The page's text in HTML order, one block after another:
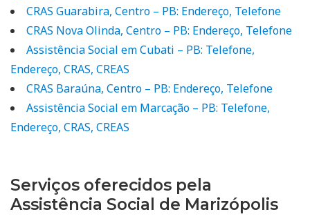
CRAS Guarabira, Centro – PB: Endereço, Telefone
CRAS Nova Olinda, Centro – PB: Endereço, Telefone
Assistência Social em Cubati – PB: Telefone,
Endereço, CRAS, CREAS
CRAS Baraúna, Centro – PB: Endereço, Telefone
Assistência Social em Marcação – PB: Telefone,
Endereço, CRAS, CREAS
Serviços oferecidos pela
Assistência Social de Marizópolis